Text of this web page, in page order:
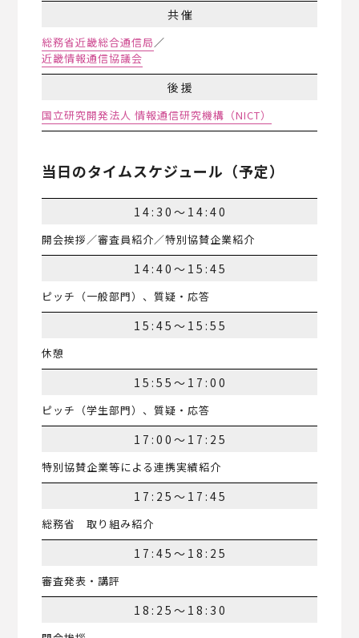
共催
総務省近畿総合通信局／
近畿情報通信協議会
後援
国立研究開発法人 情報通信研究機構（NICT）
当日のタイムスケジュール（予定）
14:30～14:40
開会挨拶／審査員紹介／特別協賛企業紹介
14:40～15:45
ピッチ（一般部門）、質疑・応答
15:45～15:55
休憩
15:55～17:00
ピッチ（学生部門）、質疑・応答
17:00～17:25
特別協賛企業等による連携実績紹介
17:25～17:45
総務省 取り組み紹介
17:45～18:25
審査発表・講評
18:25～18:30